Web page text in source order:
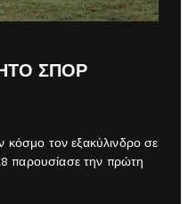
ΣΠΟΡ
τον εξακύλινδρο σε
παρουσίασε την πρώτη